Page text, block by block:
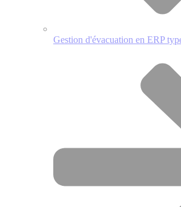
Gestion d'évacuation en ERP